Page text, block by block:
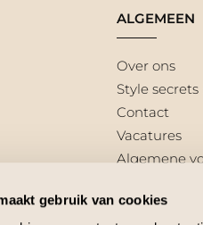
gebruik van cookies
ALGEMEEN
Over ons
Style secrets
Contact
Vacatures
Algemene